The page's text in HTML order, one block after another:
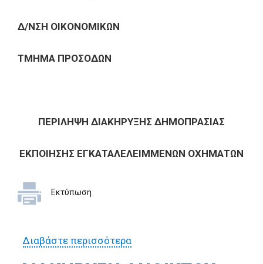
Δ/ΝΣΗ ΟΙΚΟΝΟΜΙΚΩΝ
ΤΜΗΜΑ ΠΡΟΣΟΔΩΝ
ΠΕΡΙΛΗΨΗ ΔΙΑΚΗΡΥΞΗΣ ΔΗΜΟΠΡΑΣΙΑΣ
ΕΚΠΟΙΗΣΗΣ ΕΓΚΑΤΑΛΕΛΕΙΜΜΕΝΩΝ ΟΧΗΜΑΤΩΝ
Εκτύπωση
Διαβάστε περισσότεραγια ΠΕΡΙΛΗΨΗ ΔΙΑΚΗΡΥΞΗΣ